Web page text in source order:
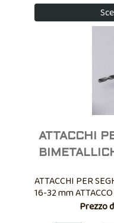
ATTACCHI
ATTACCHI PER
16-32 mm
Prezzo